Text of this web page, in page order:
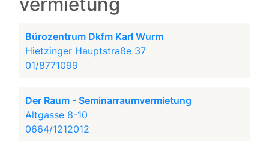
Bürozentrum Dkfm Karl Wurm
Hietzinger Hauptstraße 37
01/8771099
Der Raum - Seminarraumvermietung
Altgasse 8-10
0664/1212012